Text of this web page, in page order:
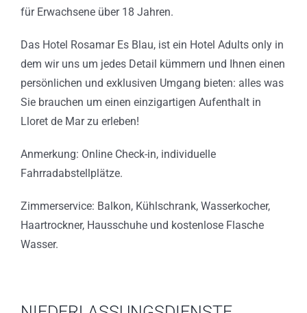
für Erwachsene über 18 Jahren.
Das Hotel Rosamar Es Blau, ist ein Hotel Adults only in
dem wir uns um jedes Detail kümmern und Ihnen einen
persönlichen und exklusiven Umgang bieten: alles was
Sie brauchen um einen einzigartigen Aufenthalt in
Lloret de Mar zu erleben!
Anmerkung: Online Check-in, individuelle
Fahrradabstellplätze.
Zimmerservice: Balkon, Kühlschrank, Wasserkocher,
Haartrockner, Hausschuhe und kostenlose Flasche
Wasser.